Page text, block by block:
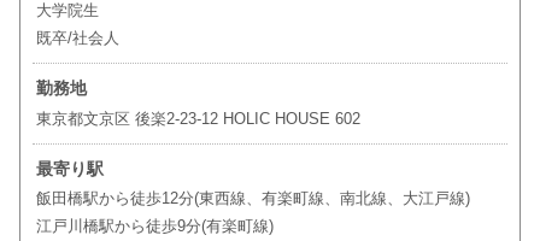
大学院生
既卒/社会人
勤務地
東京都文京区 後楽2-23-12 HOLIC HOUSE 602
最寄り駅
飯田橋駅から徒歩12分(東西線、有楽町線、南北線、大江戸線)
江戸川橋駅から徒歩9分(有楽町線)